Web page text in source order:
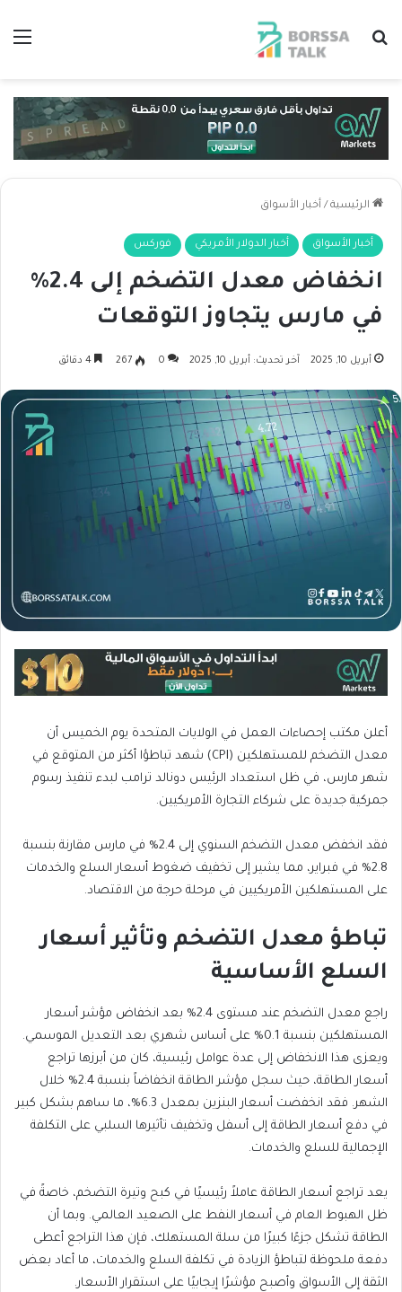
بحث عن
الرئيسية / أخبار الأسواق
أخبار الأسواق أخبار الدولار الأمريكي فوركس
انخفاض معدل التضخم إلى 2.4%
في مارس يتجاوز التوقعات
أبريل 10, 2025 آخر تحديث: أبريل 10, 2025 0
267
أعلن مكتب إحصاءات العمل في الولايات المتحدة يوم الخميس أن
معدل التضخم للمستهلكين (CPI) شهد تباطؤا أكثر من المتوقع في
شهر مارس، في ظل استعداد الرئيس دونالد ترامب لبدء تنفيذ رسوم
جمركية جديدة على شركاء التجارة الأمريكيين.
فقد انخفض معدل التضخم السنوي إلى 2.4% في مارس مقارنة بنسبة
2.8% في فبراير، مما يشير إلى تخفيف ضغوط أسعار السلع والخدمات
على المستهلكين الأمريكيين في مرحلة حرجة من الاقتصاد.
تباطؤ معدل التضخم وتأثير أسعار
السلع الأساسية
راجع معدل التضخم عند مستوى 2.4% بعد انخفاض مؤشر أسعار
المستهلكين بنسبة 0.1% على أساس شهري بعد التعديل الموسمي.
ويعزى هذا الانخفاض إلى عدة عوامل رئيسية، كان من أبرزها تراجع
أسعار الطاقة، حيث سجل مؤشر الطاقة انخفاضاً بنسبة 2.4% خلال
الشهر. فقد انخفضت أسعار البنزين بمعدل 6.3%، ما ساهم بشكل كبير
في دفع أسعار الطاقة إلى أسفل وتخفيف تأثيرها السلبي على التكلفة
الإجمالية للسلع والخدمات.
يعد تراجع أسعار الطاقة عاملاً رئيسيًا في كبح وتيرة التضخم، خاصةً في
ظل الهبوط العام في أسعار النفط على الصعيد العالمي. وبما أن
الطاقة تشكل جزءًا كبيرًا من سلة المستهلك، فإن هذا التراجع أعطى
دفعة ملحوظة لتباطؤ الزيادة في تكلفة السلع والخدمات، ما أعاد بعض
الثقة إلى الأسواق وأصبح مؤشرًا إيجابيًا على استقرار الأسعار.